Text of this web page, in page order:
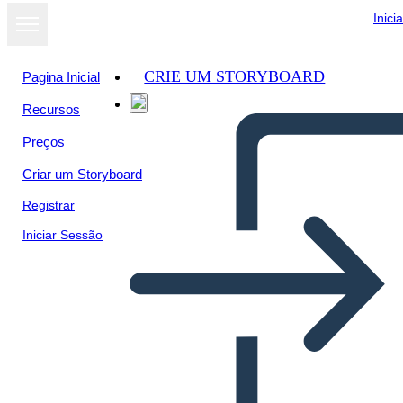
Pagina Inicial
Recursos
Preços
Criar um Storyboard
Registrar
Iniciar Sessão
CRIE UM STORYBOARD